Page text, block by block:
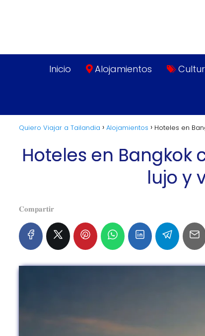
Inicio Alojamientos
Quiero Viajar a Tailandia Alojamientos Hoteles en
Hoteles en Bangkok
lujo y
𝐂𝐨𝐦𝐩𝐚𝐫𝐭𝐢𝐫